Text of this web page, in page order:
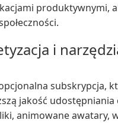
produktywnymi,
i
subskrypcja,
jakość udostępniania
animowane awatary,